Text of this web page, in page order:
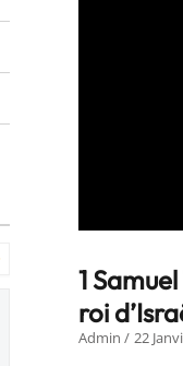
1
roi
Admin 22